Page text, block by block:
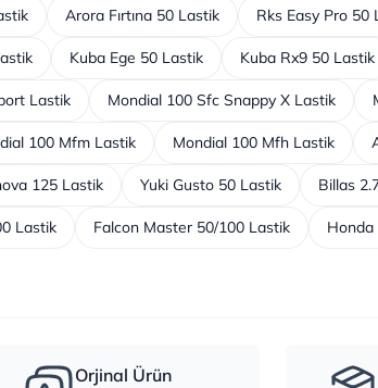
Arora Fırtına 50 Lastik Rks Easy Pro 50
Kuba Ege 50 Lastik Kuba Rx9 50 Lastik
Lastik Mondial 100 Sfc Snappy X Lastik
100 Mfm Lastik Mondial 100 Mfh Lastik
125 Lastik Yuki Gusto 50 Lastik Billas
Lastik Falcon Master 50/100 Lastik
Orjinal Ürün